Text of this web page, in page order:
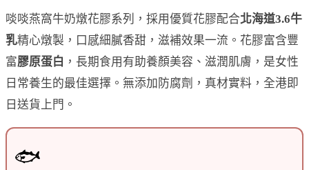
啖啖燕窩牛奶燉花膠系列，採用優質花膠配合北海道3.6牛
乳精心燉製，口感細膩香甜，滋補效果一流。花膠富含豐
富膠原蛋白 ，長期食用有助養顏美容、滋潤肌膚，是女性
日常養生的最佳選擇。無添加防腐劑，真材實料，全港即
日送貨上門。
🐟